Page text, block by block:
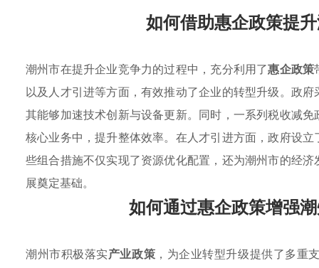
如何借助惠企政策提
潮州市在提升企业竞争力的过程中，充分利用了惠企政策
以及人才引进等方面，有效推动了企业的转型升级。政
其能够加速技术创新与设备更新。同时，一系列税收减
核心业务中，提升整体效率。在人才引进方面，政府设
些组合措施不仅实现了资源优化配置，还为潮州市的经
展奠定基础。
如何通过惠企政策增强
潮州市积极落实产业政策 ，为企业转型升级提供了多重